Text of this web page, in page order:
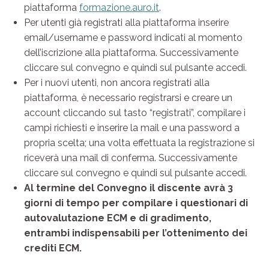
piattaforma formazione.auro.it.
Per utenti già registrati alla piattaforma inserire
email/username e password indicati al momento
dell’iscrizione alla piattaforma. Successivamente
cliccare sul convegno e quindi sul pulsante accedi.
Per i nuovi utenti, non ancora registrati alla
piattaforma, è necessario registrarsi e creare un
account cliccando sul tasto “registrati”, compilare i
campi richiesti e inserire la mail e una password a
propria scelta; una volta effettuata la registrazione si
riceverà una mail di conferma. Successivamente
cliccare sul convegno e quindi sul pulsante accedi.
Al termine del Convegno il discente avrà 3
giorni di tempo per compilare i questionari di
autovalutazione ECM e di gradimento,
entrambi indispensabili per l’ottenimento dei
crediti ECM.